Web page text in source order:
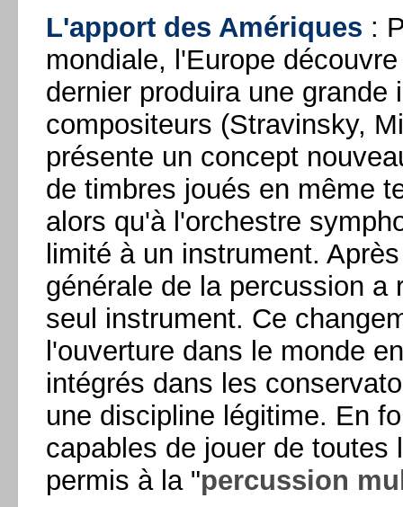
L'apport des Amériques :
mondiale, l'Europe
dernier produira une
compositeurs (Stravinsky,
présente un concept
de timbres joués en même
alors qu'à l'orchestre
limité à un instrument.
générale de la percussion
seul instrument. Ce
l'ouverture dans le monde
intégrés dans les
une discipline légitime. En
capables de jouer de
permis à la "percussion